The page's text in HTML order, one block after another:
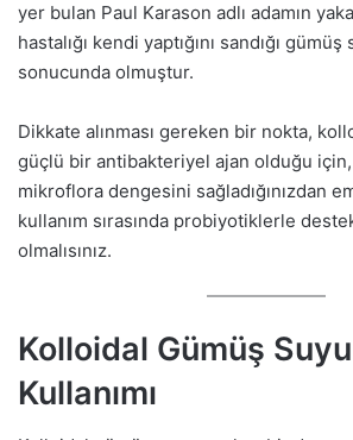
yer bulan Paul Karason adlı adamın
hastalığı kendi yaptığını sandığı
sonucunda olmuştur.
Dikkate alınması gereken bir nokta,
güçlü bir antibakteriyel ajan olduğu
mikroflora dengesini sağladığınızdan
kullanım sırasında probiyotiklerle
olmalısınız.
Kolloidal Gümüş
Kullanımı